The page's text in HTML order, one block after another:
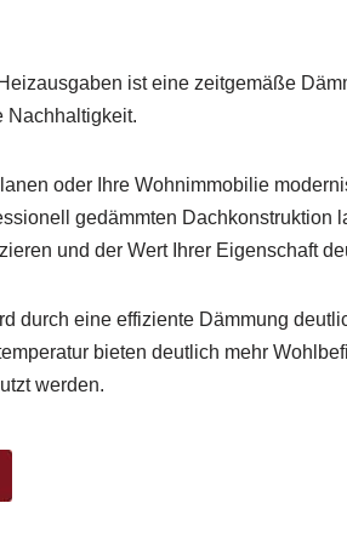
ist eine zeitgemäße
Nachhaltigkeit.
oder Ihre Wohnimmobilie
gedämmten Dachkonstruktion
und der Wert Ihrer Eigenschaft
durch eine effiziente Dämmung
bieten deutlich mehr
werden.